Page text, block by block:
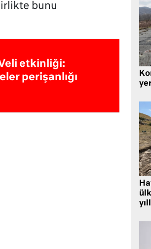
bunu
etkinliği:
perişanlığı